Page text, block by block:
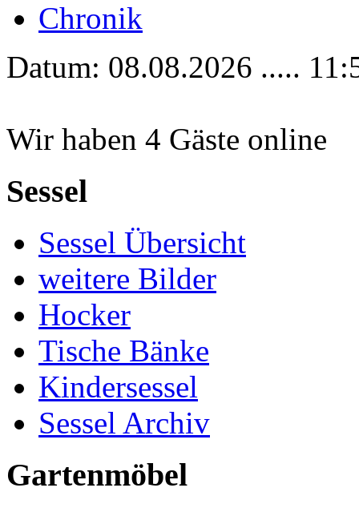
Chronik
Datum: 08.08.2026 .....
Wir haben 4 Gäste online
Sessel
Sessel Übersicht
weitere Bilder
Hocker
Tische Bänke
Kindersessel
Sessel Archiv
Gartenmöbel